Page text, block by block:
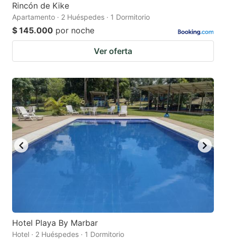
Rincón de Kike
Apartamento · 2 Huéspedes · 1 Dormitorio
$ 145.000 por noche
Ver oferta
Hotel Playa By Marbar
Hotel · 2 Huéspedes · 1 Dormitorio